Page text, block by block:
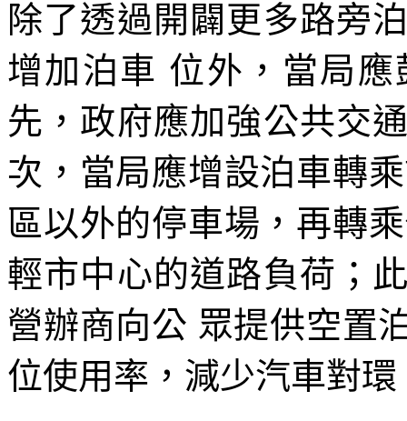
除了透過開闢更多路旁
增加泊車 位外，當局
先，政府應加強公共交
次，當局應增設泊車轉
區以外的停車場，再轉
輕市中心的道路負荷；
營辦商向公 眾提供空置
位使用率，減少汽車對